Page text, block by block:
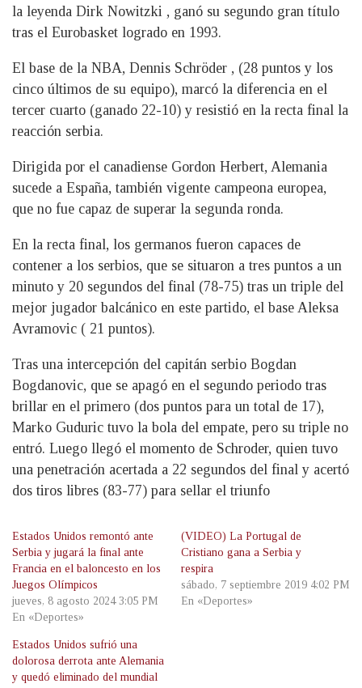
la leyenda Dirk Nowitzki , ganó su segundo gran título
tras el Eurobasket logrado en 1993.
El base de la NBA, Dennis Schröder , (28 puntos y los
cinco últimos de su equipo), marcó la diferencia en el
tercer cuarto (ganado 22-10) y resistió en la recta final la
reacción serbia.
Dirigida por el canadiense Gordon Herbert, Alemania
sucede a España, también vigente campeona europea,
que no fue capaz de superar la segunda ronda.
En la recta final, los germanos fueron capaces de
contener a los serbios, que se situaron a tres puntos a un
minuto y 20 segundos del final (78-75) tras un triple del
mejor jugador balcánico en este partido, el base Aleksa
Avramovic ( 21 puntos).
Tras una intercepción del capitán serbio Bogdan
Bogdanovic, que se apagó en el segundo periodo tras
brillar en el primero (dos puntos para un total de 17),
Marko Guduric tuvo la bola del empate, pero su triple no
entró. Luego llegó el momento de Schroder, quien tuvo
una penetración acertada a 22 segundos del final y acertó
dos tiros libres (83-77) para sellar el triunfo
Estados Unidos remontó ante
Serbia y jugará la final ante
Francia en el baloncesto en los
Juegos Olímpicos
jueves, 8 agosto 2024 3:05 PM
En «Deportes»
(VIDEO) La Portugal de
Cristiano gana a Serbia y
respira
sábado, 7 septiembre 2019 4:02 PM
En «Deportes»
Estados Unidos sufrió una
dolorosa derrota ante Alemania
y quedó eliminado del mundial